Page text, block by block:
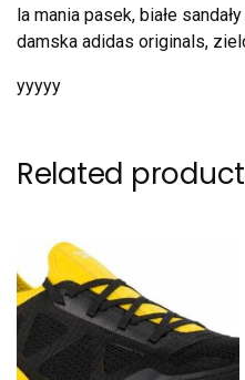
la mania pasek, białe
damska adidas originals,
yyyyy
Related